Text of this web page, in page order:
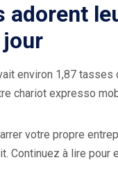
adorent
jour
environ 1,87
chariot expresso
votre propre
Continuez à lire